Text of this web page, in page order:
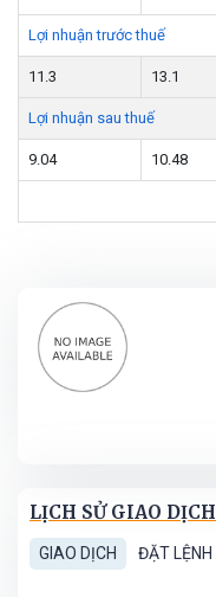
Lợi nhuận trước thuế
11.3 13.1
Lợi nhuận sau thuế
9.04 10.48
LỊCH SỬ GIAO DỊCH
GIAO DỊCH ĐẶT LỆNH